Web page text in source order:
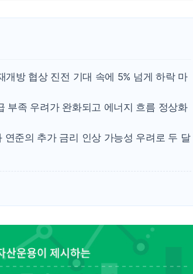
추미애, '위안부' 피
인천 선재도 갯벌
인천서 말다툼 중
'화합' 꺼낸 김민석
개방 협상 진전 기대 속에 5% 넘게 하락 마
부족 우려가 완화되고 에너지 흐름 정상화
준의 추가 금리 인상 가능성 우려로 두 달